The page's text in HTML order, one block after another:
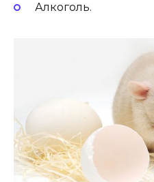
Алкоголь.